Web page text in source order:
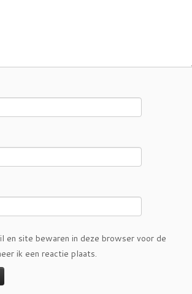
en site bewaren in deze browser voor de
ik een reactie plaats.